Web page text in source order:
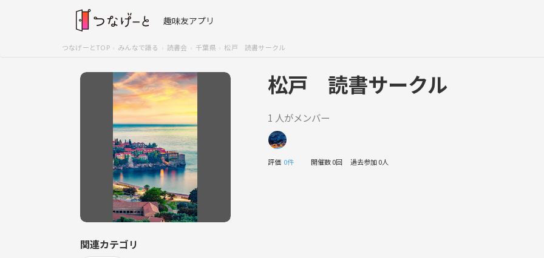
趣味友アプリ
つなげーとTOP みんなで語る 読書会 千葉県 松戸 読書サークル
松戸 読書サークル
1 人がメンバー
評価 0件 開催数 0回 過去参加 0人
関連カテゴリ